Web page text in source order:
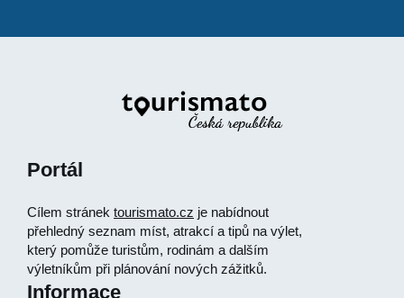
Portál
Cílem stránek tourismato.cz je nabídnout
přehledný seznam míst, atrakcí a tipů na výlet,
který pomůže turistům, rodinám a dalším
výletníkům při plánování nových zážitků.
Informace